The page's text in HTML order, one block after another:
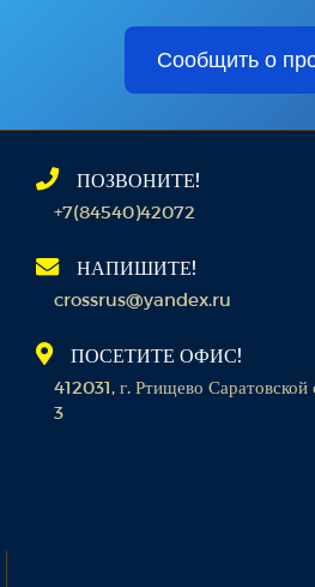
Сообщить о
ПОЗВОНИТЕ!
+7(84540)42072
НАПИШИТЕ!
crossrus@yandex.ru
ПОСЕТИТЕ ОФИС!
412031, г. Ртищево Саратовской
3